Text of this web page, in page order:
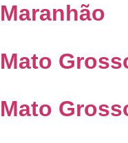
Maranhão
Mato
Mato